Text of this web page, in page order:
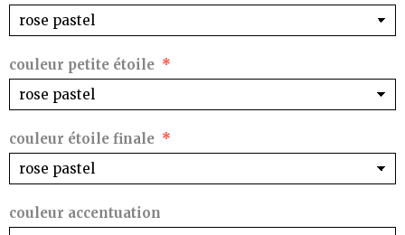
couleur petite étoile
couleur étoile finale
couleur accentuation